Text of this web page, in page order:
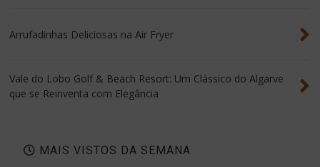
Arrufadinhas Deliciosas na Air Fryer
Vale do Lobo Golf & Beach Resort: Um Clássico do Algarve
que se Reinventa com Elegância
MAIS VISTOS DA SEMANA